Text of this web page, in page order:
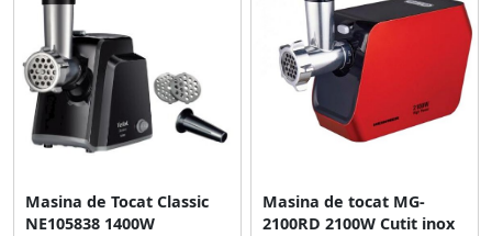
Masina de Tocat Classic
NE105838 1400W
Masina de tocat MG-
2100RD 2100W Cutit inox